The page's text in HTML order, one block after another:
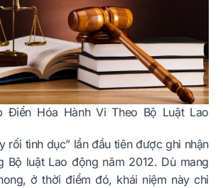
Điển Hóa Hành Vi Theo Bộ Luật Lao
rối tình dục” lần đầu tiên được ghi nhận
Bộ luật Lao động năm 2012. Dù mang
ở thời điểm đó, khái niệm này chỉ